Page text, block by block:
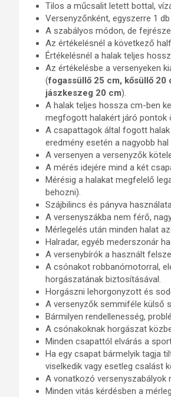
Tilos a műcsalit letett bottal,
Versenyzőnként, egyszerre 1
A szabályos módon, de
Az értékelésnél a következő
Értékelésnél a halak teljes
Az értékelésbe a versenyeken
(fogassüllő 25 cm, kősüllő 20
jászkeszeg 20 cm).
A halak teljes hossza cm-ben
megfogott halakért járó pontok
A csapattagok által fogott
eredmény esetén a nagyobb
A versenyen a versenyzők
A mérés idejére mind a két
Mérésig a halakat megfelelő
behozni).
Szájbilincs és pányva
A versenyszákba nem férő,
Mérlegelés után minden halat
Halradar, egyéb mederszonár
A versenybírók a használt
A csónakot robbanómotorral,
horgászatának biztosításával.
Horgászni lehorgonyzott és
A versenyzők semmiféle külső
Bármilyen rendellenesség,
A csónakoknak horgászat
Minden csapattól elvárás a
Ha egy csapat bármelyik tagja
viselkedik vagy esetleg csalást
A vonatkozó versenyszabályok
Minden vitás kérdésben a